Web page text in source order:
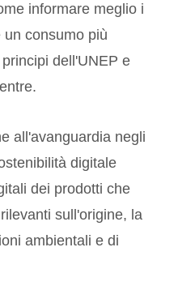
informare meglio i
consumo più
dell'UNEP e
all'avanguardia negli
digitale
dei prodotti che
sull'origine, la
ambientali e di